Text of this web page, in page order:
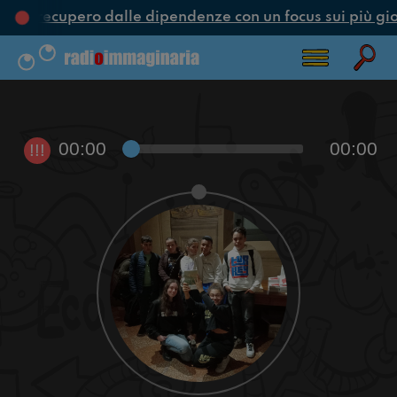
e recupero dalle dipendenze con un focus sui più
!!! 00:00 00:00